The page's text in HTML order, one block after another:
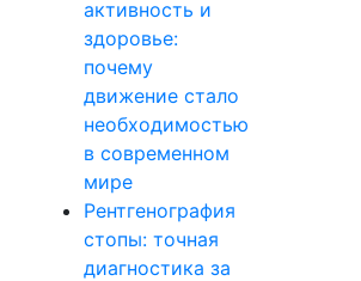
активность и
здоровье:
почему
движение стало
необходимостью
в современном
мире
Рентгенография
стопы: точная
диагностика за